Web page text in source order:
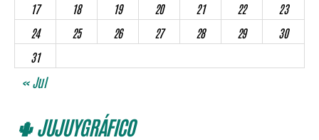
17
18 19 20 21 22
23
24
25 26 27 28 29
30
31
« Jul
🌵 JUJUYGRÁFICO